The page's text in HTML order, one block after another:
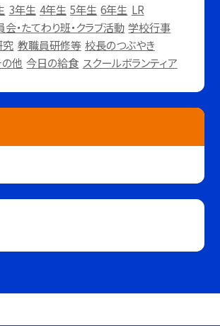
3年生 4年生 5年生 6年生 LR
会・たてわり班・クラブ活動 学校行事
究 教職員研修等 校長のつぶやき
の他 今日の給食 スクールボランティア